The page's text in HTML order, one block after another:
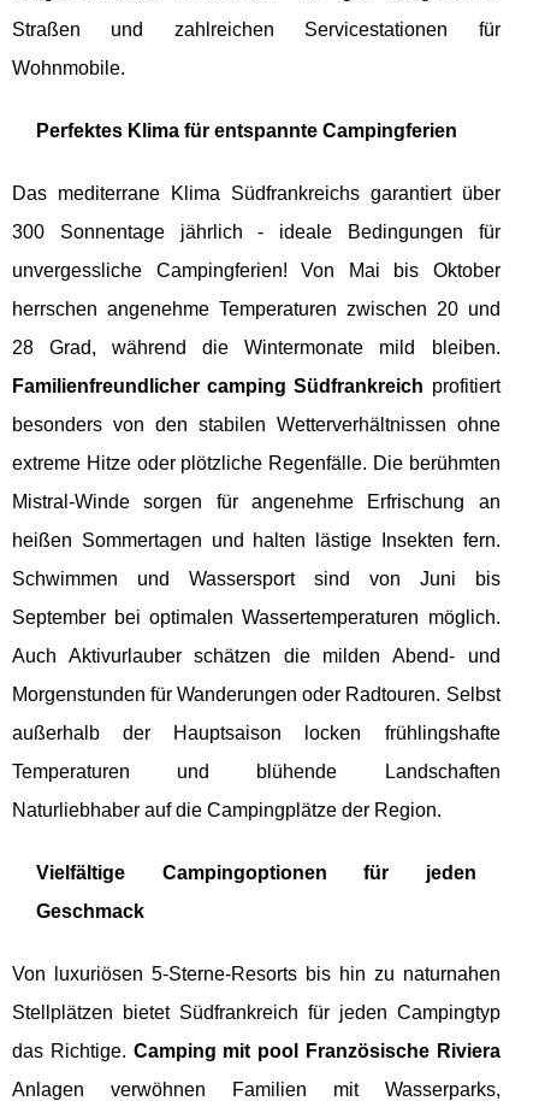
Straßen und zahlreichen Servicestationen für
Wohnmobile.
Perfektes Klima für entspannte Campingferien
Das mediterrane Klima Südfrankreichs garantiert über
300 Sonnentage jährlich - ideale Bedingungen für
unvergessliche Campingferien! Von Mai bis Oktober
herrschen angenehme Temperaturen zwischen 20 und
28 Grad, während die Wintermonate mild bleiben.
Familienfreundlicher camping Südfrankreich profitiert
besonders von den stabilen Wetterverhältnissen ohne
extreme Hitze oder plötzliche Regenfälle. Die berühmten
Mistral-Winde sorgen für angenehme Erfrischung an
heißen Sommertagen und halten lästige Insekten fern.
Schwimmen und Wassersport sind von Juni bis
September bei optimalen Wassertemperaturen möglich.
Auch Aktivurlauber schätzen die milden Abend- und
Morgenstunden für Wanderungen oder Radtouren. Selbst
außerhalb der Hauptsaison locken frühlingshafte
Temperaturen und blühende Landschaften
Naturliebhaber auf die Campingplätze der Region.
Vielfältige Campingoptionen für jeden
Geschmack
Von luxuriösen 5-Sterne-Resorts bis hin zu naturnahen
Stellplätzen bietet Südfrankreich für jeden Campingtyp
das Richtige. Camping mit pool Französische Riviera
Anlagen verwöhnen Familien mit Wasserparks,